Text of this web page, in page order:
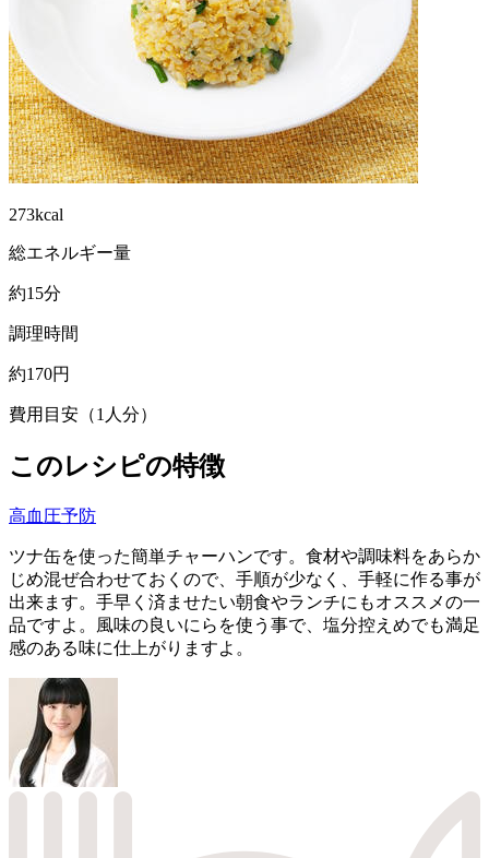
273kcal
総エネルギー量
約15分
調理時間
約170円
費用目安（1人分）
このレシピの特徴
高血圧予防
ツナ缶を使った簡単チャーハンです。食材や調味料をあらか
じめ混ぜ合わせておくので、手順が少なく、手軽に作る事が
出来ます。手早く済ませたい朝食やランチにもオススメの一
品ですよ。風味の良いにらを使う事で、塩分控えめでも満足
感のある味に仕上がりますよ。